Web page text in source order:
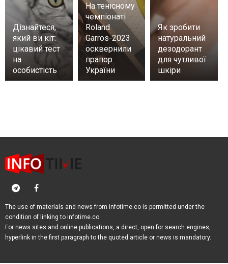
Дізнайтеся,
який ви кіт:
цікавий тест
на
особистість
На тенісному
чемпіонаті
Roland
Garros-2023
осквернили
прапор
України
Як зробити
натуральний
дезодорант
для чутливої
шкіри
The use of materials and news from infotime.co is permitted under the
condition of linking to infotime.co
For news sites and online publications, a direct, open for search engines,
hyperlink in the first paragraph to the quoted article or news is mandatory.